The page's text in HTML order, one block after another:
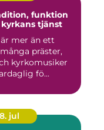
tjänst
mer än ett
präster,
kyrkomusiker
fö...
jul